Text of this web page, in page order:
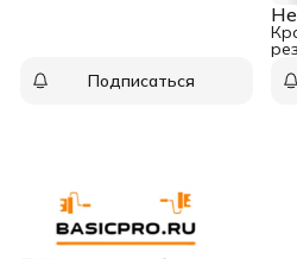
Подписаться